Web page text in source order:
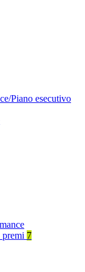
Piano esecutivo
premi 7